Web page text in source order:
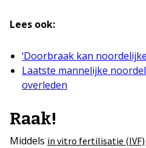
Lees ook:
‘Doorbraak kan
Laatste mannelijke
overleden
Raak!
Middels in vitro fertilisatie (IVF)